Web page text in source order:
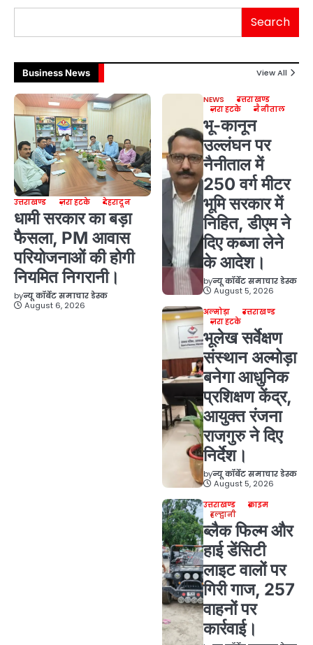
Search
Business News View All
उत्तराखण्ड ज़रा हटके देहरादून
धामी सरकार का बड़ा
फैसला, PM आवास
परियोजनाओं की होगी
नियमित निगरानी।
byन्यू कॉर्बेट समाचार डेस्क
August 6, 2026
NEWS
उत्तराखण्ड
ज़रा हटके
नैनीताल
भू-कानून
उल्लंघन पर
नैनीताल में
250 वर्ग मीटर
भूमि सरकार में
निहित, डीएम ने
दिए कब्जा लेने
के आदेश।
byन्यू कॉर्बेट समाचार डेस्क
August 5, 2026
अल्मोड़ा
उत्तराखण्ड
ज़रा हटके
भूलेख सर्वेक्षण
संस्थान अल्मोड़ा
बनेगा आधुनिक
प्रशिक्षण केंद्र,
आयुक्त रंजना
राजगुरु ने दिए
निर्देश।
byन्यू कॉर्बेट समाचार डेस्क
August 5, 2026
उत्तराखण्ड
क्राइम
हल्द्वानी
ब्लैक फिल्म और
हाई डेंसिटी
लाइट वालों पर
गिरी गाज, 257
वाहनों पर
कार्रवाई।